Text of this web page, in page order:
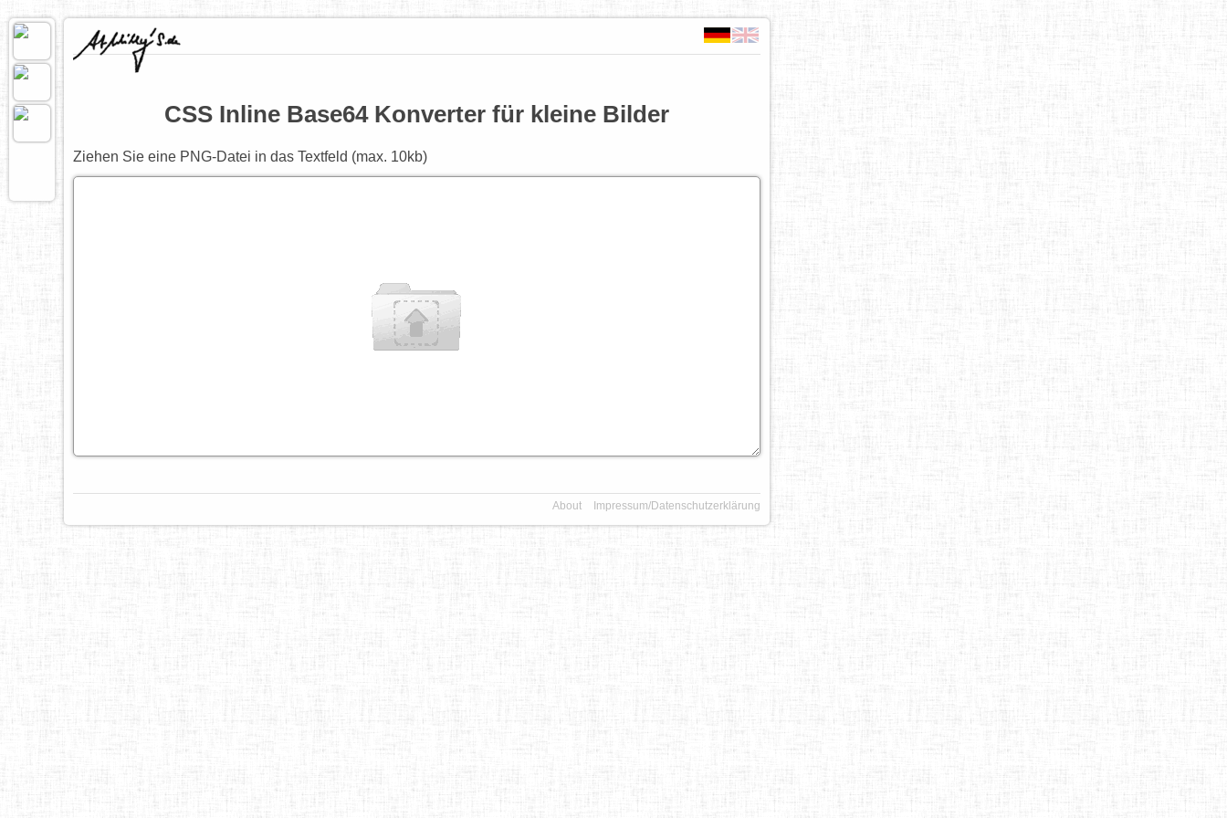
CSS Inline Base64 Konverter für kleine Bilder
Ziehen Sie eine PNG-Datei in das Textfeld (max. 10kb)
Impressum/Datenschutzerklärung
About